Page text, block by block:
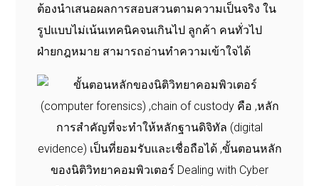
ต้องนำเสนอผลการสอบสวนตามความเป็นจริง ใน
รูปแบบไม่เน้นเทคนิคจนเกินไป ลูกค้า คนทั่วไป
ฝ่ายกฎหมาย สามารถอ่านทำความเข้าใจได้